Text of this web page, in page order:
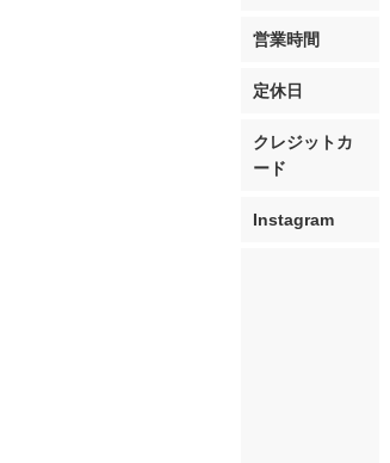
営業時間
定休日
クレジットカ
ード
Instagram